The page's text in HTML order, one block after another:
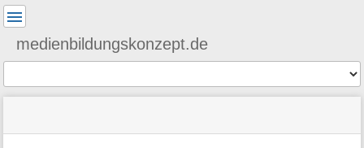
medienbildungskonzept.de
befinden
»
Seiten-